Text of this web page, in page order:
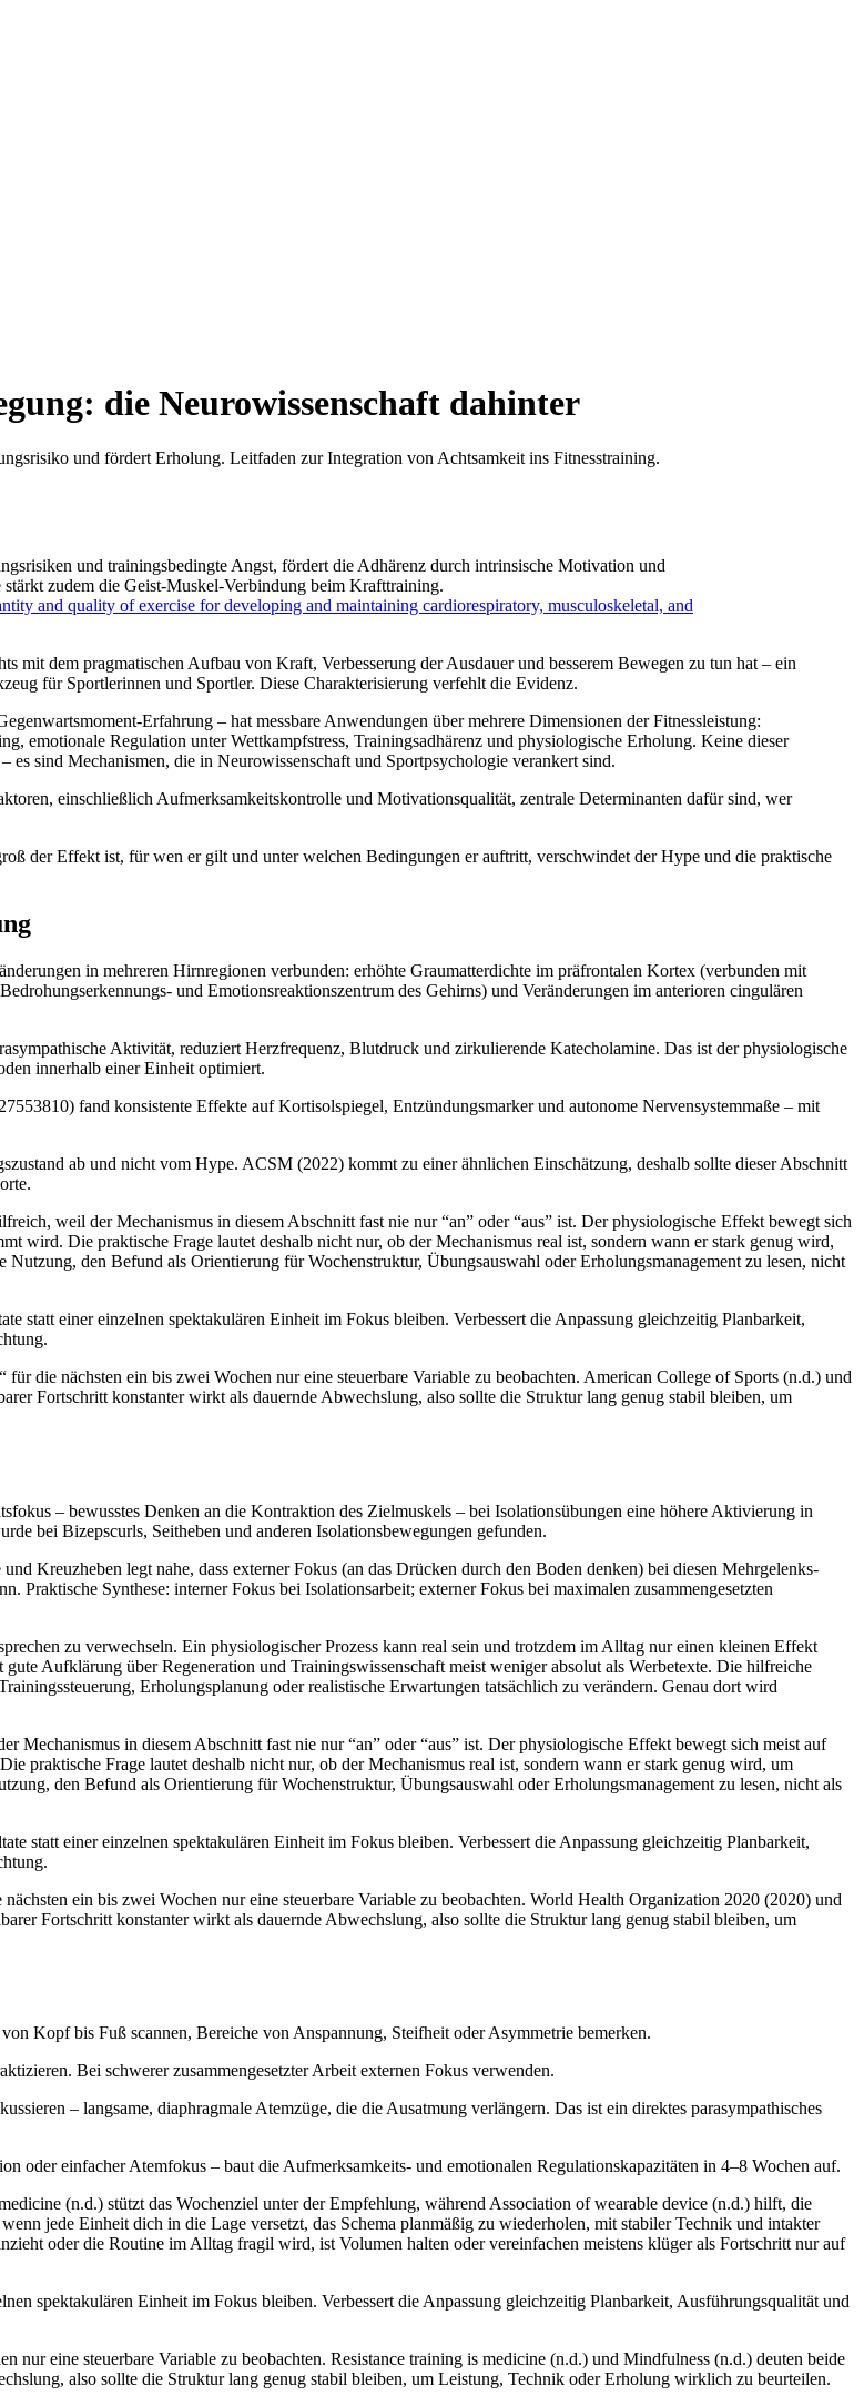
die Neurowissenschaft dahinter
und fördert Erholung. Leitfaden zur Integration von Achtsamkeit ins Fitnesstraining.
und trainingsbedingte Angst, fördert die Adhärenz durch intrinsische Motivation und
zudem die Geist-Muskel-Verbindung beim Krafttraining.
and quality of exercise for developing and maintaining cardiorespiratory, musculoskeletal, and
mit dem pragmatischen Aufbau von Kraft, Verbesserung der Ausdauer und besserem Bewegen zu tun hat – ein
für Sportlerinnen und Sportler. Diese Charakterisierung verfehlt die Evidenz.
Erfahrung – hat messbare Anwendungen über mehrere Dimensionen der Fitnessleistung:
emotionale Regulation unter Wettkampfstress, Trainingsadhärenz und physiologische Erholung. Keine dieser
sind Mechanismen, die in Neurowissenschaft und Sportpsychologie verankert sind.
einschließlich Aufmerksamkeitskontrolle und Motivationsqualität, zentrale Determinanten dafür sind, wer
der Effekt ist, für wen er gilt und unter welchen Bedingungen er auftritt, verschwindet der Hype und die praktische
in mehreren Hirnregionen verbunden: erhöhte Graumatterdichte im präfrontalen Kortex (verbunden mit
und Emotionsreaktionszentrum des Gehirns) und Veränderungen im anterioren cingulären
Aktivität, reduziert Herzfrequenz, Blutdruck und zirkulierende Katecholamine. Das ist der physiologische
innerhalb einer Einheit optimiert.
fand konsistente Effekte auf Kortisolspiegel, Entzündungsmarker und autonome Nervensystemmaße – mit
ab und nicht vom Hype. ACSM (2022) kommt zu einer ähnlichen Einschätzung, deshalb sollte dieser Abschnitt
weil der Mechanismus in diesem Abschnitt fast nie nur “an” oder “aus” ist. Der physiologische Effekt bewegt sich
wird. Die praktische Frage lautet deshalb nicht nur, ob der Mechanismus real ist, sondern wann er stark genug wird,
den Befund als Orientierung für Wochenstruktur, Übungsauswahl oder Erholungsmanagement zu lesen, nicht
statt einer einzelnen spektakulären Einheit im Fokus bleiben. Verbessert die Anpassung gleichzeitig Planbarkeit,
die nächsten ein bis zwei Wochen nur eine steuerbare Variable zu beobachten. American College of Sports (n.d.) und
Fortschritt konstanter wirkt als dauernde Abwechslung, also sollte die Struktur lang genug stabil bleiben, um
– bewusstes Denken an die Kontraktion des Zielmuskels – bei Isolationsübungen eine höhere Aktivierung in
bei Bizepscurls, Seitheben und anderen Isolationsbewegungen gefunden.
Kreuzheben legt nahe, dass externer Fokus (an das Drücken durch den Boden denken) bei diesen Mehrgelenks-
Synthese: interner Fokus bei Isolationsarbeit; externer Fokus bei maximalen zusammengesetzten
zu verwechseln. Ein physiologischer Prozess kann real sein und trotzdem im Alltag nur einen kleinen Effekt
Aufklärung über Regeneration und Trainingswissenschaft meist weniger absolut als Werbetexte. Die hilfreiche
Erholungsplanung oder realistische Erwartungen tatsächlich zu verändern. Genau dort wird
in diesem Abschnitt fast nie nur “an” oder “aus” ist. Der physiologische Effekt bewegt sich meist auf
praktische Frage lautet deshalb nicht nur, ob der Mechanismus real ist, sondern wann er stark genug wird, um
den Befund als Orientierung für Wochenstruktur, Übungsauswahl oder Erholungsmanagement zu lesen, nicht als
statt einer einzelnen spektakulären Einheit im Fokus bleiben. Verbessert die Anpassung gleichzeitig Planbarkeit,
ein bis zwei Wochen nur eine steuerbare Variable zu beobachten. World Health Organization 2020 (2020) und
Fortschritt konstanter wirkt als dauernde Abwechslung, also sollte die Struktur lang genug stabil bleiben, um
Kopf bis Fuß scannen, Bereiche von Anspannung, Steifheit oder Asymmetrie bemerken.
Bei schwerer zusammengesetzter Arbeit externen Fokus verwenden.
– langsame, diaphragmale Atemzüge, die die Ausatmung verlängern. Das ist ein direktes parasympathisches
oder einfacher Atemfokus – baut die Aufmerksamkeits- und emotionalen Regulationskapazitäten in 4–8 Wochen auf.
(n.d.) stützt das Wochenziel unter der Empfehlung, während Association of wearable device (n.d.) hilft, die
jede Einheit dich in die Lage versetzt, das Schema planmäßig zu wiederholen, mit stabiler Technik und intakter
oder die Routine im Alltag fragil wird, ist Volumen halten oder vereinfachen meistens klüger als Fortschritt nur auf
spektakulären Einheit im Fokus bleiben. Verbessert die Anpassung gleichzeitig Planbarkeit, Ausführungsqualität und
nur eine steuerbare Variable zu beobachten. Resistance training is medicine (n.d.) und Mindfulness (n.d.) deuten beide
also sollte die Struktur lang genug stabil bleiben, um Leistung, Technik oder Erholung wirklich zu beurteilen.